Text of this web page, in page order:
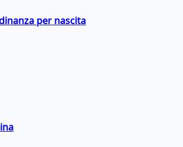
per nascita